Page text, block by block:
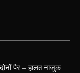
पैर – हालत नाजुक